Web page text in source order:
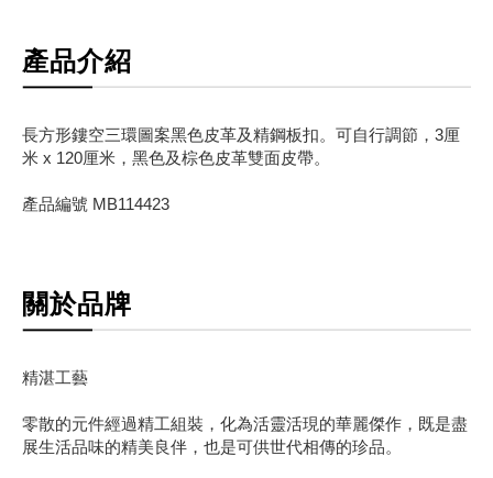
產品介紹
長方形鏤空三環圖案黑色皮革及精鋼板扣。可自行調節，3厘
米 x 120厘米，黑色及棕色皮革雙面皮帶。
產品編號 MB114423
關於品牌
精湛工藝
零散的元件經過精工組裝，化為活靈活現的華麗傑作，既是盡
展生活品味的精美良伴，也是可供世代相傳的珍品。